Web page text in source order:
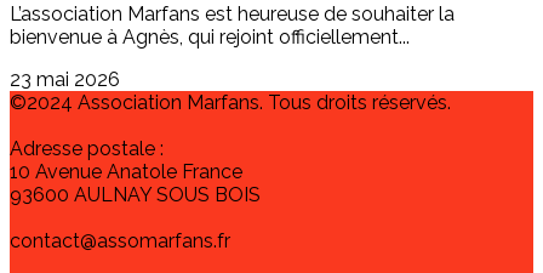
L’association Marfans est heureuse de souhaiter la
bienvenue à Agnès, qui rejoint officiellement...
23 mai 2026
©2024 Association Marfans. Tous droits réservés.
Adresse postale :
10 Avenue Anatole France
93600 AULNAY SOUS BOIS
contact@assomarfans.fr